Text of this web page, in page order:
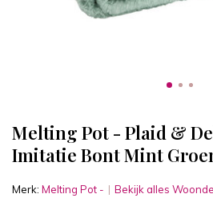
Melting Pot - Plaid &
Imitatie Bont Mint
Merk: Melting Pot - Bekijk alles